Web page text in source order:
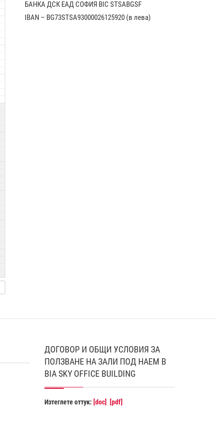
БАНКА ДСК EАД СОФИЯ BIC STSABGSF
IBAN – BG73STSA93000026125920 (в лева)
ДОГОВОР И ОБЩИ УСЛОВИЯ ЗА
ПОЛЗВАНЕ НА ЗАЛИ ПОД НАЕМ В
BIA SKY OFFICE BUILDING
Изтеглете оттук: [doc] [pdf]